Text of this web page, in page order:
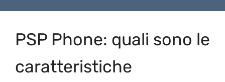
PSP Phone: quali sono le
caratteristiche